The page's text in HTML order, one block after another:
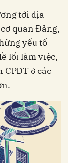
tới địa
quan Đảng,
yếu tố
lối làm việc,
ở các